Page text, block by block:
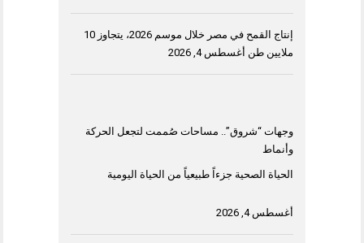
إنتاج القمح في مصر خلال موسم 2026، يتجاوز 10
ملايين طن أغسطس 4, 2026
وجهات “شروق”.. مساحات صُممت لتجعل الحركة
وأنماط
الحياة الصحية جزءاً طبيعياً من الحياة اليومية
أغسطس 4, 2026